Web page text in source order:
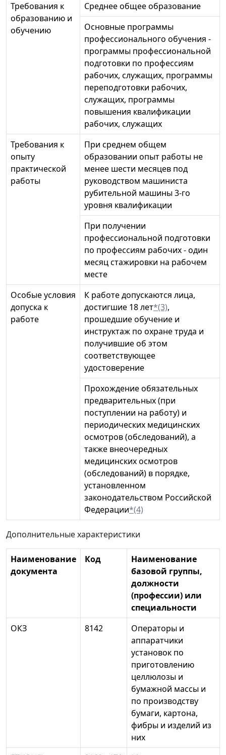
Требования к
образованию и
обучению
Среднее общее образование
Основные программы
профессионального обучения -
программы профессиональной
подготовки по профессиям
рабочих, служащих, программы
переподготовки рабочих,
служащих, программы
повышения квалификации
рабочих, служащих
Требования к
опыту
практической
работы
При среднем общем
образовании опыт работы не
менее шести месяцев под
руководством машиниста
рубительной машины 3-го
уровня квалификации
При получении
профессиональной подготовки
по профессиям рабочих - один
месяц стажировки на рабочем
месте
Особые условия
допуска к
работе
К работе допускаются лица,
достигшие 18 лет*(3),
прошедшие обучение и
инструктаж по охране труда и
получившие об этом
соответствующее
удостоверение
Прохождение обязательных
предварительных (при
поступлении на работу) и
периодических медицинских
осмотров (обследований), а
также внеочередных
медицинских осмотров
(обследований) в порядке,
установленном
законодательством Российской
Федерации*(4)
Дополнительные характеристики
Наименование
документа
Код
Наименование
базовой группы,
должности
(профессии) или
специальности
ОКЗ
8142
Операторы и
аппаратчики
установок по
приготовлению
целлюлозы и
бумажной массы и
по производству
бумаги, картона,
фибры и изделий из
них